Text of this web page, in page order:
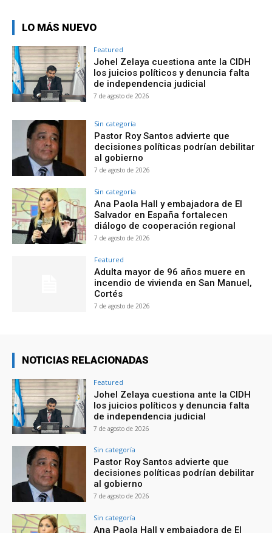
LO MÁS NUEVO
Featured
Johel Zelaya cuestiona ante la CIDH
los juicios políticos y denuncia falta
de independencia judicial
7 de agosto de 2026
Sin categoría
Pastor Roy Santos advierte que
decisiones políticas podrían debilitar
al gobierno
7 de agosto de 2026
Sin categoría
Ana Paola Hall y embajadora de El
Salvador en España fortalecen
diálogo de cooperación regional
7 de agosto de 2026
Featured
Adulta mayor de 96 años muere en
incendio de vivienda en San Manuel,
Cortés
7 de agosto de 2026
NOTICIAS RELACIONADAS
Featured
Johel Zelaya cuestiona ante la CIDH
los juicios políticos y denuncia falta
de independencia judicial
7 de agosto de 2026
Sin categoría
Pastor Roy Santos advierte que
decisiones políticas podrían debilitar
al gobierno
7 de agosto de 2026
Sin categoría
Ana Paola Hall y embajadora de El